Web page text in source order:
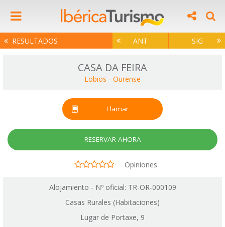
RESULTADOS ANT SIG
CASA DA FEIRA
Lobios - Ourense
Llamar
RESERVAR AHORA
Opiniones
Alojamiento - Nº oficial: TR-OR-000109
Casas Rurales (Habitaciones)
Lugar de Portaxe, 9